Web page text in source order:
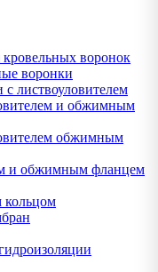
воронок
воронки
листвоуловителем
и обжимным
обжимным
и обжимным фланцем